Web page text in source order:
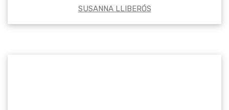
SUSANNA LLIBERÓS